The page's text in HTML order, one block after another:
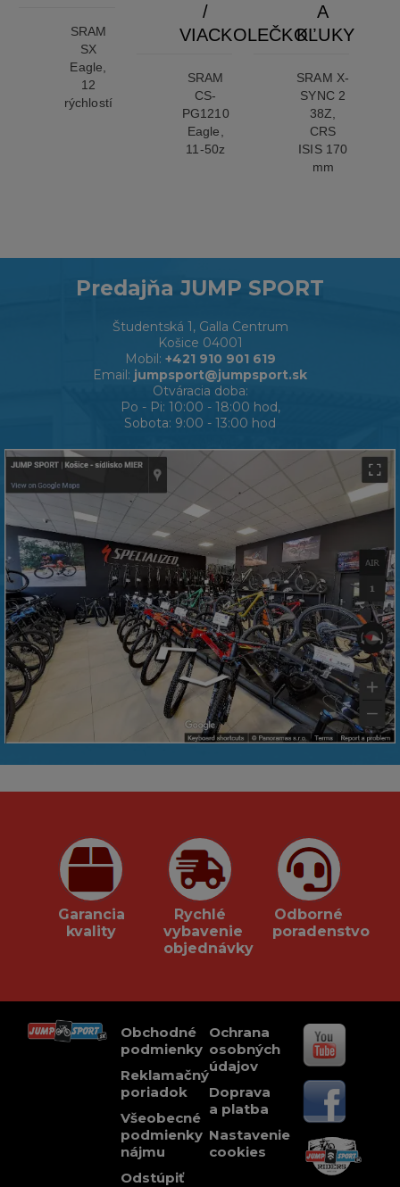
SRAM
SX
Eagle,
12
rýchlostí
/
VIACKOLEČKO
SRAM
CS-
PG1210
Eagle,
11-50z
A
KĽUKY
SRAM X-
SYNC 2
38Z,
CRS
ISIS 170
mm
Predajňa JUMP SPORT
Študentská 1, Galla Centrum
Košice 04001
Mobil: +421 910 901 619
Email: jumpsport@jumpsport.sk
Otváracia doba:
Po - Pi: 10:00 - 18:00 hod,
Sobota: 9:00 - 13:00 hod
Garancia
kvality
Rychlé
vybavenie
objednávky
Odborné
poradenstvo
Obchodné
podmienky
Reklamačný
poriadok
Všeobecné
podmienky
nájmu
Odstúpiť
Ochrana
osobných
údajov
Doprava
a platba
Nastavenie
cookies